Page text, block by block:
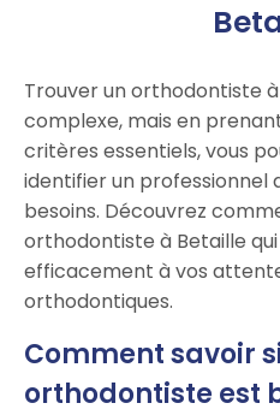
Trouver un orthodontiste
complexe, mais en
critères essentiels, vous
identifier un professionnel
besoins. Découvrez
orthodontiste à Betaille
efficacement à vos
orthodontiques.
Comment savoir
orthodontiste est